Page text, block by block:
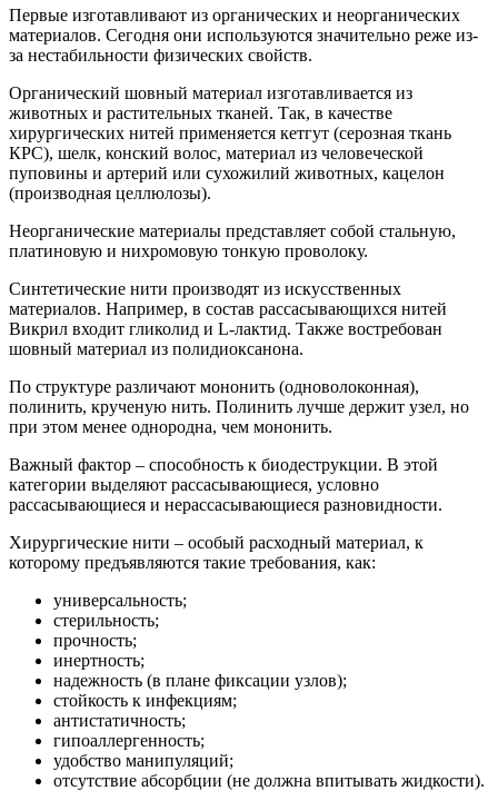
Первые изготавливают из органических и неорганических
материалов. Сегодня они используются значительно реже из-
за нестабильности физических свойств.
Органический шовный материал изготавливается из
животных и растительных тканей. Так, в качестве
хирургических нитей применяется кетгут (серозная ткань
КРС), шелк, конский волос, материал из человеческой
пуповины и артерий или сухожилий животных, кацелон
(производная целлюлозы).
Неорганические материалы представляет собой стальную,
платиновую и нихромовую тонкую проволоку.
Синтетические нити производят из искусственных
материалов. Например, в состав рассасывающихся нитей
Викрил входит гликолид и L-лактид. Также востребован
шовный материал из полидиоксанона.
По структуре различают мононить (одноволоконная),
полинить, крученую нить. Полинить лучше держит узел, но
при этом менее однородна, чем мононить.
Важный фактор – способность к биодеструкции. В этой
категории выделяют рассасывающиеся, условно
рассасывающиеся и нерассасывающиеся разновидности.
Хирургические нити – особый расходный материал, к
которому предъявляются такие требования, как:
универсальность;
стерильность;
прочность;
инертность;
надежность (в плане фиксации узлов);
стойкость к инфекциям;
антистатичность;
гипоаллергенность;
удобство манипуляций;
отсутствие абсорбции (не должна впитывать жидкости).